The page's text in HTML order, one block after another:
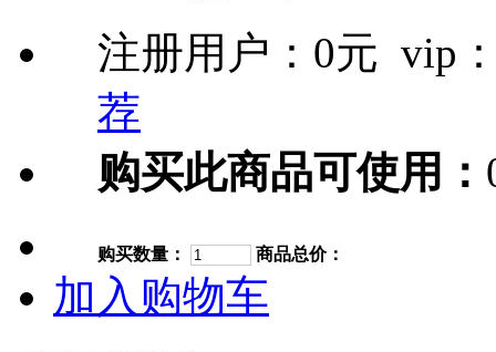
注册用户： 0元 vip
荐
购买此商品可使用：
购买数量： 商品总价：
加入购物车